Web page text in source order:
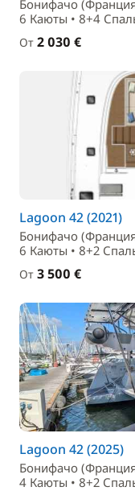
Бонифачо
6 Каюты • 8+4
От 2 030 €
Lagoon 42 (2021)
Бонифачо
6 Каюты • 8+2
От 3 500 €
Lagoon 42 (2025)
Бонифачо
4 Каюты • 8+2